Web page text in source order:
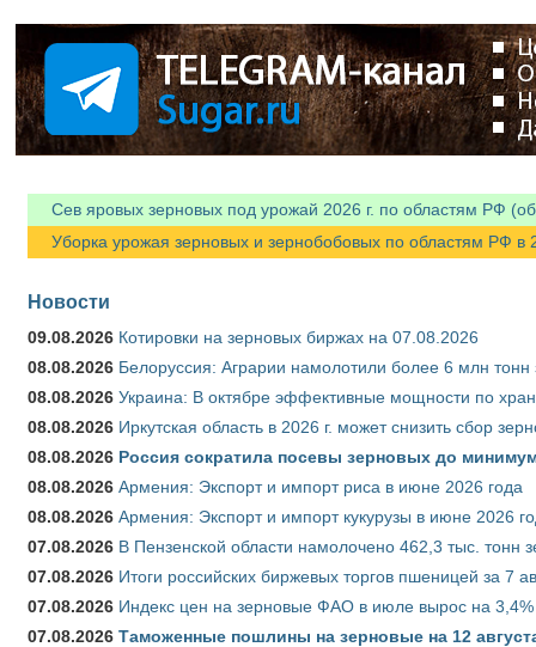
Сев яровых зерновых под урожай 2026 г. по областям РФ
Уборка урожая зерновых и зернобобовых по областям РФ в
Новости
09.08.2026 Котировки на зерновых биржах на 07.08.2026
08.08.2026 Белоруссия: Аграрии намолотили более 6 млн тонн
08.08.2026 Украина: В октябре эффективные мощности по
08.08.2026 Иркутская область в 2026 г. может снизить сбор
08.08.2026 Россия сократила посевы зерновых до
08.08.2026 Армения: Экспорт и импорт риса в июне 2026 года
08.08.2026 Армения: Экспорт и импорт кукурузы в июне 2026
07.08.2026 В Пензенской области намолочено 462,3 тыс. тонн
07.08.2026 Итоги российских биржевых торгов пшеницей за 7
07.08.2026 Индекс цен на зерновые ФАО в июле вырос на 3,4%
07.08.2026 Таможенные пошлины на зерновые на 12